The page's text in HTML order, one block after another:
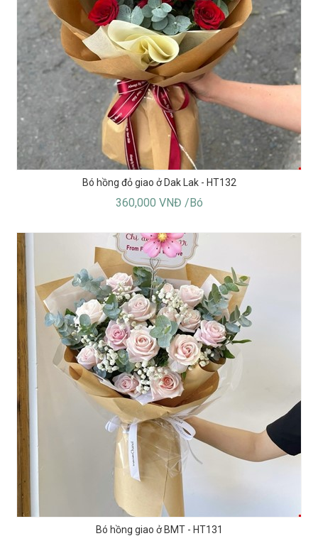
Bó hồng đỏ giao ở Dak Lak - HT132
360,000 VNĐ /Bó
Bó hồng giao ở BMT - HT131